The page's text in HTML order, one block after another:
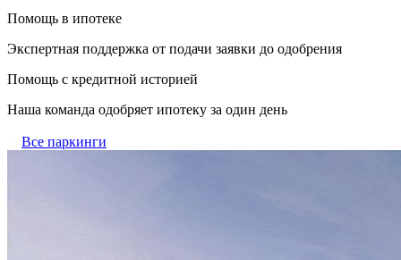
Помощь в ипотеке
Экспертная поддержка от подачи заявки до одобрения
Помощь с кредитной историей
Наша команда одобряет ипотеку за один день
Все паркинги